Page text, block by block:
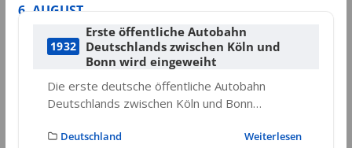
6. AUGUST
1932
Erste öffentliche Autobahn
Deutschlands zwischen Köln und
Bonn wird eingeweiht
Die erste deutsche öffentliche Autobahn
Deutschlands zwischen Köln und Bonn…
Deutschland Weiterlesen